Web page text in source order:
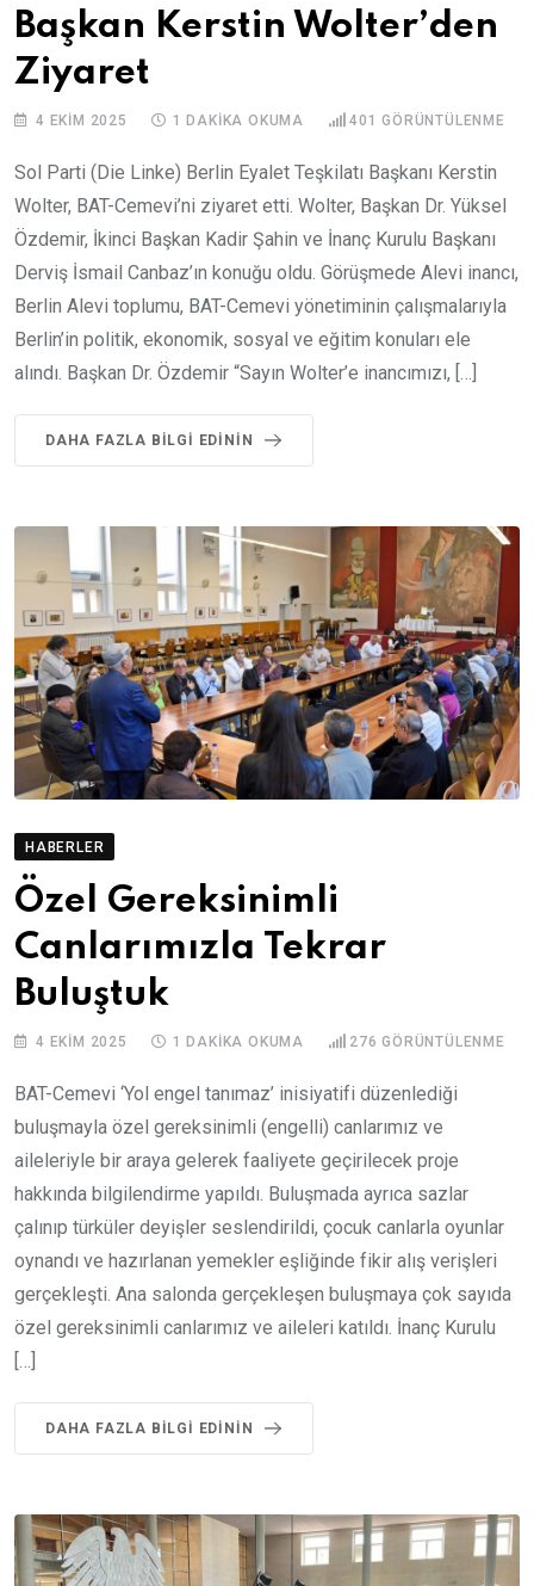
Başkan Kerstin Wolter’den
Ziyaret
4 EKIM 2025 1 DAKIKA OKUMA 401 GÖRÜNTÜLENME
Sol Parti (Die Linke) Berlin Eyalet Teşkilatı Başkanı Kerstin
Wolter, BAT-Cemevi’ni ziyaret etti. Wolter, Başkan Dr. Yüksel
Özdemir, İkinci Başkan Kadir Şahin ve İnanç Kurulu Başkanı
Derviş İsmail Canbaz’ın konuğu oldu. Görüşmede Alevi inancı,
Berlin Alevi toplumu, BAT-Cemevi yönetiminin çalışmalarıyla
Berlin’in politik, ekonomik, sosyal ve eğitim konuları ele
alındı. Başkan Dr. Özdemir “Sayın Wolter’e inancımızı, […]
DAHA FAZLA BILGI EDININ
HABERLER
Özel Gereksinimli
Canlarımızla Tekrar
Buluştuk
4 EKIM 2025 1 DAKIKA OKUMA 276 GÖRÜNTÜLENME
BAT-Cemevi ‘Yol engel tanımaz’ inisiyatifi düzenlediği
buluşmayla özel gereksinimli (engelli) canlarımız ve
aileleriyle bir araya gelerek faaliyete geçirilecek proje
hakkında bilgilendirme yapıldı. Buluşmada ayrıca sazlar
çalınıp türküler deyişler seslendirildi, çocuk canlarla oyunlar
oynandı ve hazırlanan yemekler eşliğinde fikir alış verişleri
gerçekleşti. Ana salonda gerçekleşen buluşmaya çok sayıda
özel gereksinimli canlarımız ve aileleri katıldı. İnanç Kurulu
[…]
DAHA FAZLA BILGI EDININ